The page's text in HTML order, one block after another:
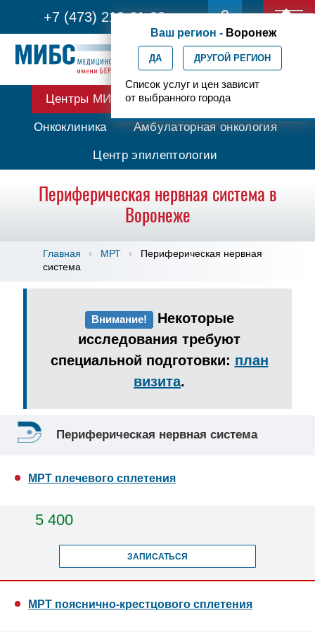
+7 (473) 210-61-03
Ваш регион - Воронеж
ДА ДРУГОЙ РЕГИОН
Список услуг и цен зависит
от выбранного города
Центры МИБС Протонная терапия
Онкоклиника Амбулаторная онкология
Центр эпилептологии
Периферическая нервная система в
Воронеже
Главная МРТ
Периферическая нервная
система
Внимание! Некоторые
исследования требуют
специальной подготовки: план
визита.
Периферическая нервная система
МРТ плечевого сплетения
5 400
ЗАПИСАТЬСЯ
МРТ пояснично-крестцового сплетения